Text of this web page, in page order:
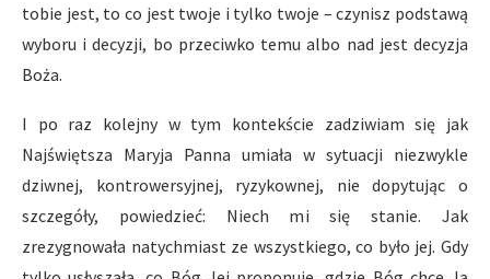
tobie jest, to co jest twoje i tylko twoje – czynisz podstawą
wyboru i decyzji, bo przeciwko temu albo nad jest decyzja
Boża.
I po raz kolejny w tym kontekście zadziwiam się jak
Najświętsza Maryja Panna umiała w sytuacji niezwykle
dziwnej, kontrowersyjnej, ryzykownej, nie dopytując o
szczegóły, powiedzieć: Niech mi się stanie. Jak
zrezygnowała natychmiast ze wszystkiego, co było jej. Gdy